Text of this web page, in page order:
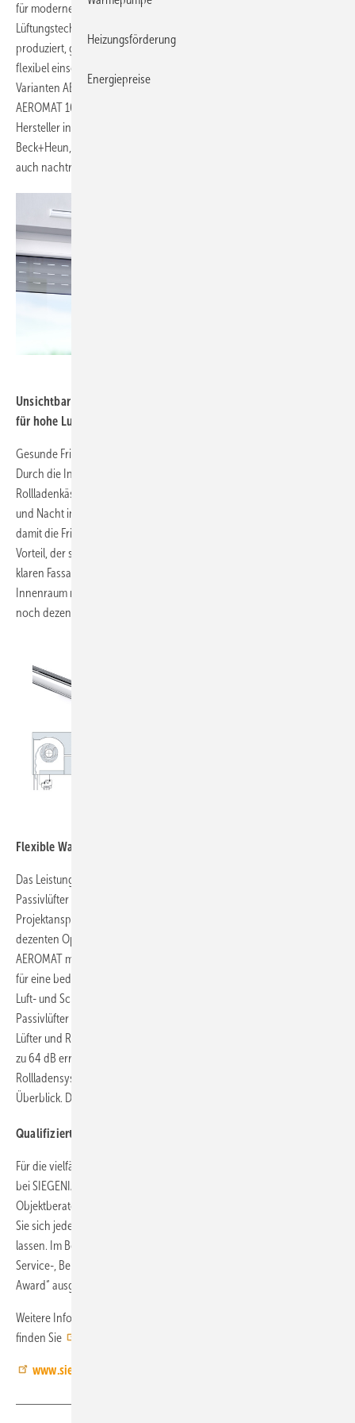
für moderne Wohn- und Raumkonzepte. Zur vielfältigen
Lüftungstechnik, die SIEGENIA in Deutschland entwickelt und
produziert, gehören neben smarten Fassaden- und Wandlüftern auch
flexibel einsetzbare passive Fensterlüfter. Davon lassen sich die vier
Varianten AEROMAT midi, AEROMAT midi HY, AEROMAT 80 und
AEROMAT 100 jetzt auch in zahlreiche Rollladenkästen führender
Hersteller integrieren: zum Beispiel in die Systeme von HELLA, ROMA,
Beck+Heun, heroal, profine, LEHR oder BERO. Der Einbau ist häufig
auch nachträglich möglich.
Unsichtbar in der Fassade integriert:
für hohe Luftqualität, auch bei geschlossenen Rollläden.
Gesunde Frischluftversorgung, ohne in das Fassadenbild einzugreifen:
Durch die Integration der Fensterlüfter in moderne Aufsatz-
Rollladenkästen bieten sich ganz neue Möglichkeiten. Denn um Tag
und Nacht in Ruhe und gut geschützt lüften zu können, funktioniert
damit die Frischluftzufuhr selbst bei geschlossenen Rollläden. Ein
Vorteil, der sich auch mit verbesserten Schalldämmwerten und einer
klaren Fassadenoptik ohne sichtbaren Wetterschutz verbindet. Im
Innenraum rückt der Lüfter weiter aus dem Blickfeld und fügt sich
noch dezenter ein.
Flexible Wahl der Lüftungsleistung.
Das Leistungsspektrum der vier unterschiedlichen SIEGENIA
Passivlüfter wird unterschiedlichsten Kunden- und
Projektansprüchen gerecht. So steht der AEROMAT midi mit seiner
dezenten Optik und einem manuellen Verschluss zur Verfügung. Der
AEROMAT midi HY 42 dB sorgt dagegen mit seiner Feuchtesteuerung
für eine bedarfsgerechte Mindestlüftung. Maßgeschneidert für höhere
Luft- und Schalldämmanforderungen sind hingegen die beiden
Passivlüfter AEROMAT 80 und AEROMAT 100. In der Kombination aus
Lüfter und Rollladenkasten lassen sich hier Schalldämmwerte von bis
zu 64 dB erreichen. Zur Funktionalität der Lüfter und den kompatiblen
Rollladensystemen gibt Ihnen der neue Produktflyer einen schnellen
Überblick. Dieser steht
Qualifizierte Produkt- und Objektberatung.
Für die vielfältigen Anforderungen im Wohnungs- und Objektbau steht
bei SIEGENIA neben der Datentechnik auch ein qualifiziertes Team an
Objektberatern und Anwendungstechnikern für Sie bereit. So können
Sie sich jederzeit gezielt informieren oder objektbezogen unterstützen
lassen. Im Bereich der „Wohnraumlüftung“ wurde die SIEGENIA
Service-, Beratungs- und Produktqualität mit dem „Architects‘ Darling
Award“ ausgezeichnet.
Weitere Informationen zu SIEGENIA Fensterlüftern im Rollladenkasten
finden Sie
www.siegenia.com
Heizungsförderung
Energiepreise